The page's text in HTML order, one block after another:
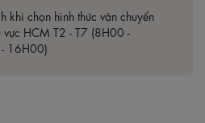
khi chọn hình thức vận chuyển
HCM T2 - T7 (8H00 -
16H00)